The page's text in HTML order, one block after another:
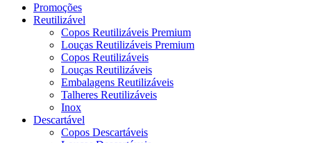
Promoções
Reutilizável
Copos Reutilizáveis Premium
Louças Reutilizáveis Premium
Copos Reutilizáveis
Louças Reutilizáveis
Embalagens Reutilizáveis
Talheres Reutilizáveis
Inox
Descartável
Copos Descartáveis